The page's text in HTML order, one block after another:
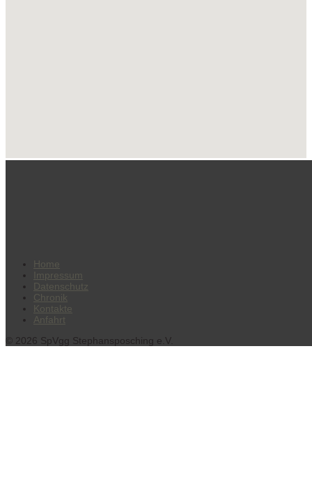
Home
Impressum
Datenschutz
Chronik
Kontakte
Anfahrt
© 2026 SpVgg Stephansposching e.V.